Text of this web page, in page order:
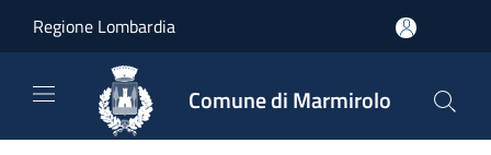
Regione Lombardia
Comune di Marmirolo